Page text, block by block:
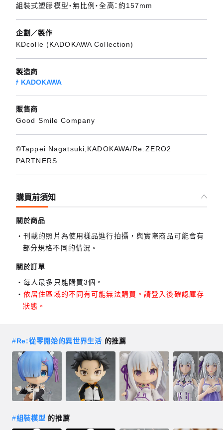
組裝式塑膠模型・無比例・全高：約157mm
企劃／製作
KDcolle (KADOKAWA Collection)
製造商
KADOKAWA
販售商
Good Smile Company
©Tappei Nagatsuki,KADOKAWA/Re:ZERO2
PARTNERS
購買前須知
關於商品
刊載的照片為使用樣品進行拍攝，與實際商品可能會有
部分規格不同的情況。
關於訂單
每人最多只能購買3個。
依居住區域的不同有可能無法購買。請登入後確認庫存
狀態。
#Re:從零開始的異世界生活 的推薦
#組裝模型 的推薦